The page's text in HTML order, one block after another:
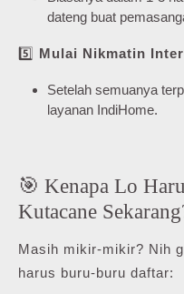
dateng buat
5️⃣ Mulai Nikmatin
Setelah semuanya
layanan IndiHome.
🎯 Kenapa Lo
Kutacane
Masih mikir-mikir? Nih
harus buru-buru daftar: